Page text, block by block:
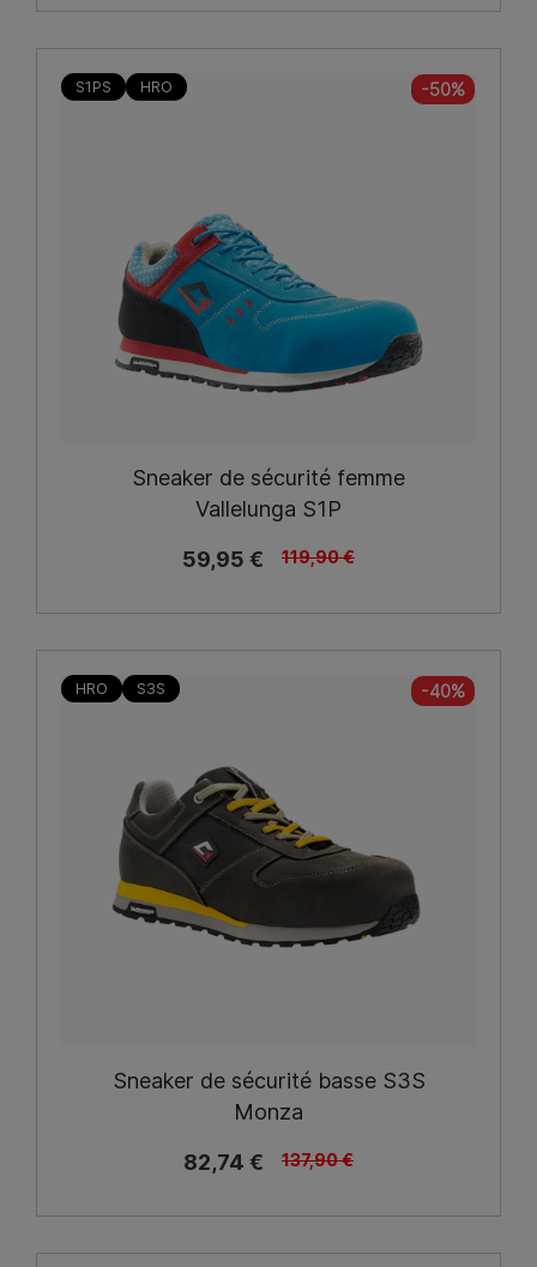
S1PS HRO -50%
Sneaker de sécurité femme
Vallelunga S1P
59,95 €
119,90 €
HRO S3S -40%
Sneaker de sécurité basse S3S
Monza
82,74 €
137,90 €